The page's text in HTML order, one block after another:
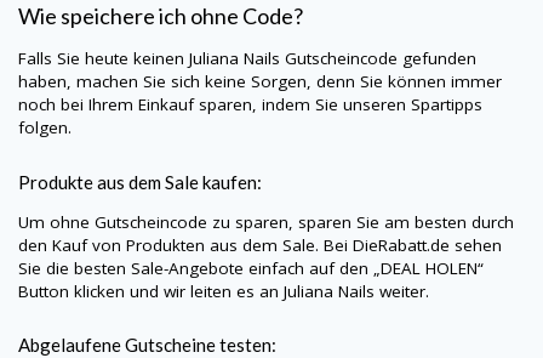
Wie speichere ich ohne Code?
Falls Sie heute keinen Juliana Nails Gutscheincode gefunden
haben, machen Sie sich keine Sorgen, denn Sie können immer
noch bei Ihrem Einkauf sparen, indem Sie unseren Spartipps
folgen.
Produkte aus dem Sale kaufen:
Um ohne Gutscheincode zu sparen, sparen Sie am besten durch
den Kauf von Produkten aus dem Sale. Bei DieRabatt.de sehen
Sie die besten Sale-Angebote einfach auf den „DEAL HOLEN“
Button klicken und wir leiten es an Juliana Nails weiter.
Abgelaufene Gutscheine testen: